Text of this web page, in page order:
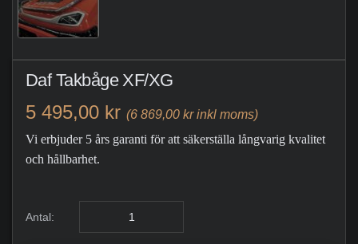
Daf Takbåge XF/XG
5 495,00 kr (6 869,00 kr inkl moms)
Vi erbjuder 5 års garanti för att säkerställa långvarig kvalitet
och hållbarhet.
Antal: